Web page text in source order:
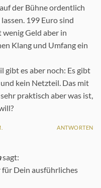
der Bühne ordentlich
199 Euro sind
Geld aber in
Klang und Umfang ein
gibt es aber noch: Es gibt
kein Netzteil. Das mit
praktisch aber was ist,
ANTWORTEN
sagt:
für Dein ausführliches